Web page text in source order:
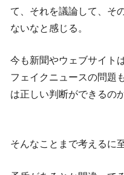
て、それを議論して、そ
ないなと感じる。
今も新聞やウェブサイト
フェイクニュースの問題
は正しい判断ができるの
そんなことまで考えるに